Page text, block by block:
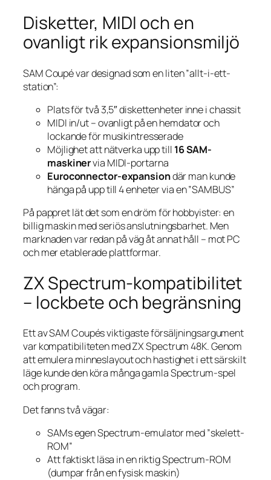
Disketter, MIDI och en
ovanligt rik expansionsmiljö
SAM Coupé var designad som en liten ”allt-i-ett-
station”:
Plats för två 3,5″ diskettenheter inne i chassit
MIDI in/ut – ovanligt på en hem­dator och
lockande för musikintresserade
Möjlighet att nätverka upp till 16 SAM-
maskinervia MIDI-portarna
Euroconnector-expansiondär man kunde
hänga på upp till 4 enheter via en ”SAMBUS”
På pappret lät det som en dröm för hobbyister: en
billig maskin med seriös anslutningsbarhet. Men
marknaden var redan på väg åt annat håll – mot PC
och mer etablerade plattformar.
ZX Spectrum-kompatibilitet
– lockbete och begränsning
Ett av SAM Coupés viktigaste försäljningsargument
var kompatibiliteten med ZX Spectrum 48K. Genom
att emulera minneslayout och hastighet i ett särskilt
läge kunde den köra många gamla Spectrum-spel
och program.
Det fanns två vägar:
SAMs egen Spectrum-emulator med ”skelett-
ROM”
Att faktiskt läsa in en riktig Spectrum-ROM
(dumpar från en fysisk maskin)